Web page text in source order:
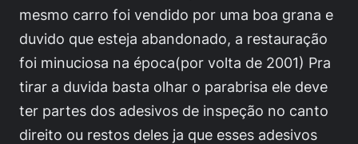
mesmo carro foi vendido por uma boa grana e
duvido que esteja abandonado, a restauração
foi minuciosa na época(por volta de 2001) Pra
tirar a duvida basta olhar o parabrisa ele deve
ter partes dos adesivos de inspeção no canto
direito ou restos deles ja que esses adesivos